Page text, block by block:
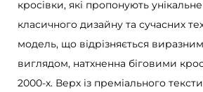
w
B
a
l
кросівки, які пропонують
класичного дизайну та сучасних
модель, що відрізняється
виглядом, натхненна біговими
2000-х. Верх із преміального